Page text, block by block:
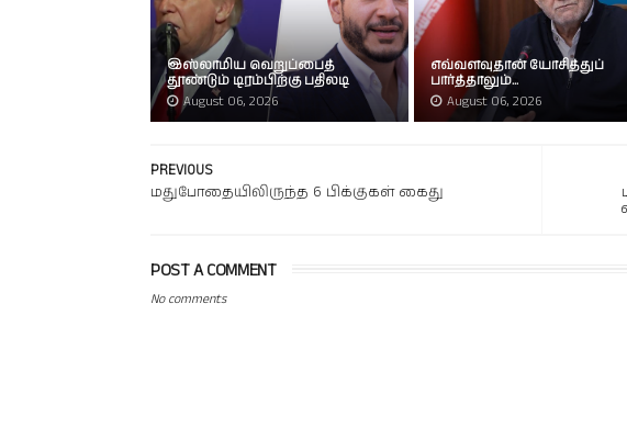
இஸ்லாமிய வெறுப்பைத்
தூண்டும் டிரம்பிற்கு பதிலடி
August 06, 2026
எவ்வளவுதான் யோசித்துப்
பார்த்தாலும்...
August 06, 2026
PREVIOUS
மதுபோதையிலிருந்த 6 பிக்குகள் கைது
POST A COMMENT
No comments